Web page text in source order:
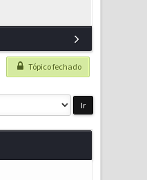
Tópico fechado